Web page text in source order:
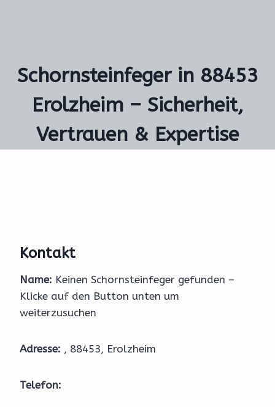
Schornsteinfeger in 88453
Erolzheim – Sicherheit,
Vertrauen & Expertise
Kontakt
Name: Keinen Schornsteinfeger gefunden –
Klicke auf den Button unten um
weiterzusuchen
Adresse: , 88453, Erolzheim
Telefon: